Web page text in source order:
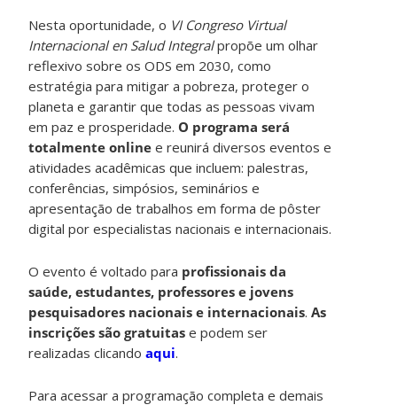
Nesta oportunidade, o VI Congreso Virtual
Internacional en Salud Integralpropõe um olhar
reflexivo sobre os ODS em 2030, como
estratégia para mitigar a pobreza, proteger o
planeta e garantir que todas as pessoas vivam
em paz e prosperidade. O programa será
totalmente online e reunirá diversos eventos e
atividades acadêmicas que incluem: palestras,
conferências, simpósios, seminários e
apresentação de trabalhos em forma de pôster
digital por especialistas nacionais e internacionais.
O evento é voltado para profissionais da
saúde, estudantes, professores e jovens
pesquisadores nacionais e internacionais.As
inscrições são gratuitas e podem ser
realizadas clicandoaqui.
Para acessar a programação completa e demais